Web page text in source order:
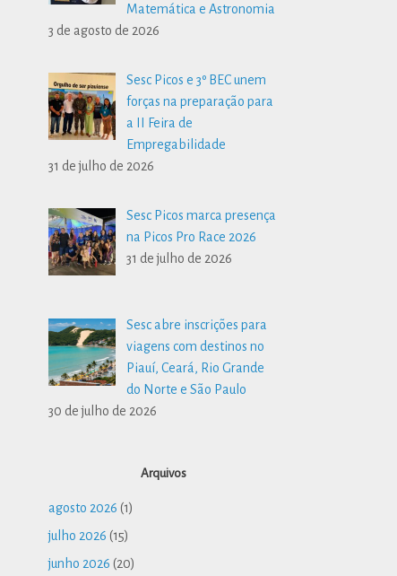
Matemática e Astronomia
3 de agosto de 2026
Sesc Picos e 3º BEC unem
forças na preparação para
a II Feira de
Empregabilidade
31 de julho de 2026
Sesc Picos marca presença
na Picos Pro Race 2026
31 de julho de 2026
Sesc abre inscrições para
viagens com destinos no
Piauí, Ceará, Rio Grande
do Norte e São Paulo
30 de julho de 2026
Arquivos
agosto 2026 (1)
julho 2026 (15)
junho 2026 (20)